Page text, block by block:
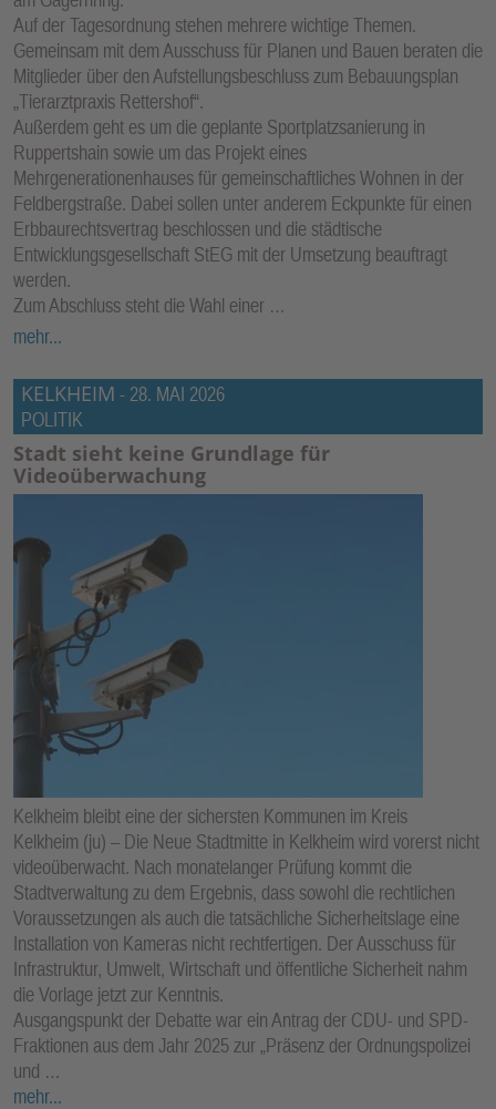
Auf der Tagesordnung stehen mehrere wichtige Themen.
Gemeinsam mit dem Ausschuss für Planen und Bauen beraten die
Mitglieder über den Aufstellungsbeschluss zum Bebauungsplan
„Tierarztpraxis Rettershof“.
Außerdem geht es um die geplante Sportplatzsanierung in
Ruppertshain sowie um das Projekt eines
Mehrgenerationenhauses für gemeinschaftliches Wohnen in der
Feldbergstraße. Dabei sollen unter anderem Eckpunkte für einen
Erbbaurechtsvertrag beschlossen und die städtische
Entwicklungsgesellschaft StEG mit der Umsetzung beauftragt
werden.
Zum Abschluss steht die Wahl einer …
mehr...
KELKHEIM - 28. MAI 2026
POLITIK
Stadt sieht keine Grundlage für
Videoüberwachung
Kelkheim bleibt eine der sichersten Kommunen im Kreis
Kelkheim (ju) – Die Neue Stadtmitte in Kelkheim wird vorerst nicht
videoüberwacht. Nach monatelanger Prüfung kommt die
Stadtverwaltung zu dem Ergebnis, dass sowohl die rechtlichen
Voraussetzungen als auch die tatsächliche Sicherheitslage eine
Installation von Kameras nicht rechtfertigen. Der Ausschuss für
Infrastruktur, Umwelt, Wirtschaft und öffentliche Sicherheit nahm
die Vorlage jetzt zur Kenntnis.
Ausgangspunkt der Debatte war ein Antrag der CDU- und SPD-
Fraktionen aus dem Jahr 2025 zur „Präsenz der Ordnungspolizei
und …
mehr...